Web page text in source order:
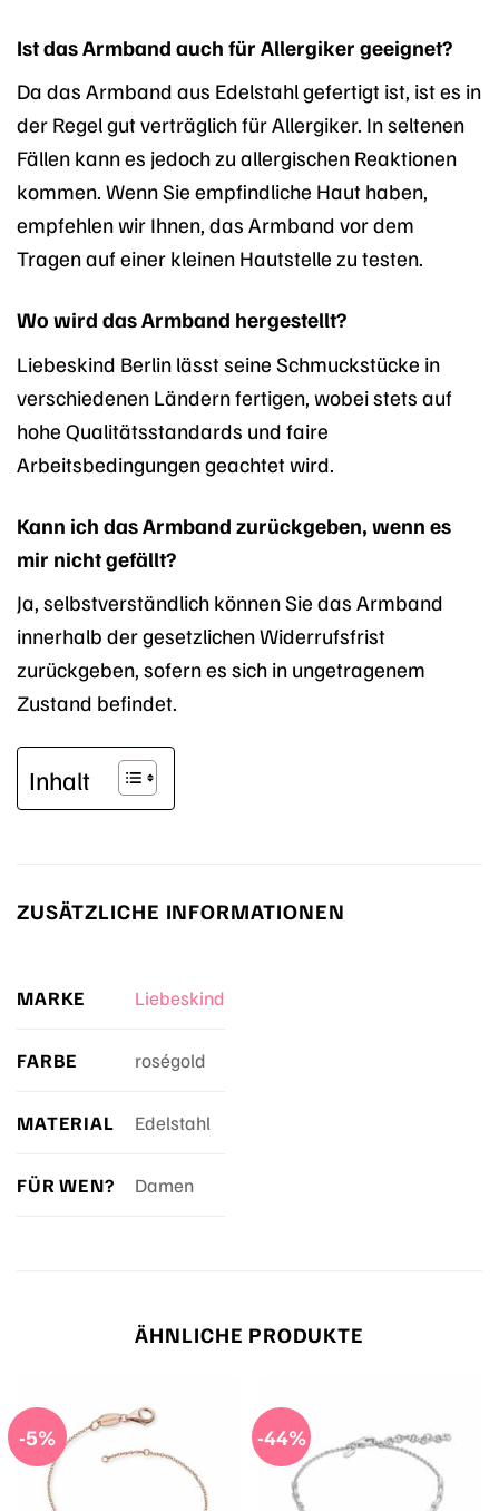
Ist das Armband auch für Allergiker geeignet?
Da das Armband aus Edelstahl gefertigt ist, ist es in
der Regel gut verträglich für Allergiker. In seltenen
Fällen kann es jedoch zu allergischen Reaktionen
kommen. Wenn Sie empfindliche Haut haben,
empfehlen wir Ihnen, das Armband vor dem
Tragen auf einer kleinen Hautstelle zu testen.
Wo wird das Armband hergestellt?
Liebeskind Berlin lässt seine Schmuckstücke in
verschiedenen Ländern fertigen, wobei stets auf
hohe Qualitätsstandards und faire
Arbeitsbedingungen geachtet wird.
Kann ich das Armband zurückgeben, wenn es
mir nicht gefällt?
Ja, selbstverständlich können Sie das Armband
innerhalb der gesetzlichen Widerrufsfrist
zurückgeben, sofern es sich in ungetragenem
Zustand befindet.
Inhalt
ZUSÄTZLICHE INFORMATIONEN
MARKE Liebeskind
FARBE roségold
MATERIAL Edelstahl
FÜR WEN? Damen
ÄHNLICHE PRODUKTE
-5% -44%